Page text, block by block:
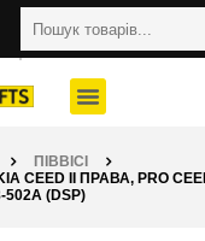
ПІВВІСІ
CEED II ПРАВА, PRO
502A (DSP)